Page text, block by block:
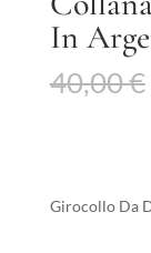
In
40,00€
Girocollo Da